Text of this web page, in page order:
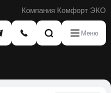
Компания Комфорт ЭКО
Меню